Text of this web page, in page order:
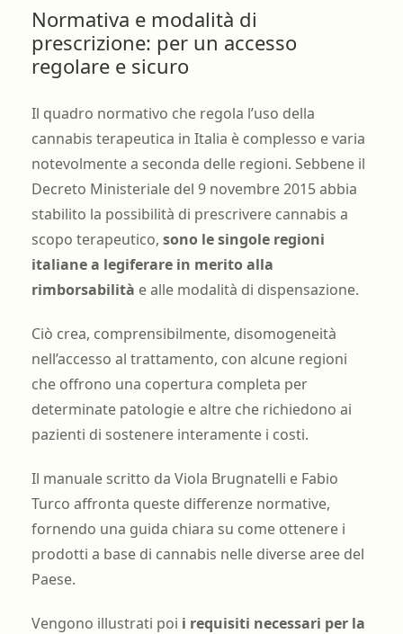
Normativa e modalità di
prescrizione: per un accesso
regolare e sicuro
Il quadro normativo che regola l’uso della
cannabis terapeutica in Italia è complesso e varia
notevolmente a seconda delle regioni. Sebbene il
Decreto Ministeriale del 9 novembre 2015 abbia
stabilito la possibilità di prescrivere cannabis a
scopo terapeutico, sono le singole regioni
italiane a legiferare in merito alla
rimborsabilità e alle modalità di dispensazione.
Ciò crea, comprensibilmente, disomogeneità
nell’accesso al trattamento, con alcune regioni
che offrono una copertura completa per
determinate patologie e altre che richiedono ai
pazienti di sostenere interamente i costi.
Il manuale scritto da Viola Brugnatelli e Fabio
Turco affronta queste differenze normative,
fornendo una guida chiara su come ottenere i
prodotti a base di cannabis nelle diverse aree del
Paese.
Vengono illustrati poi i requisiti necessari per la